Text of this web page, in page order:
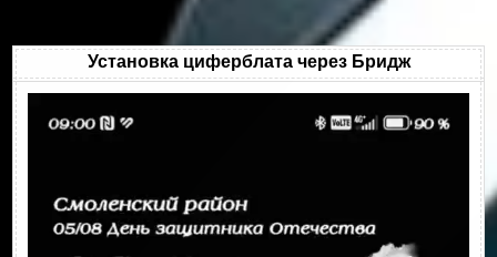
Установка циферблата через Бридж